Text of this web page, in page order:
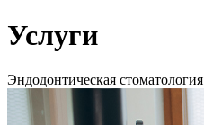
Услуги
Эндодонтическая стоматология